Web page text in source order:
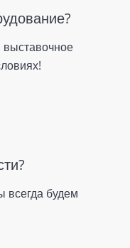
будем